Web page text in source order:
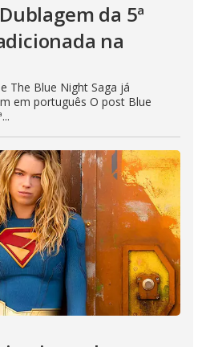
da 5ª
na
The Blue Night Saga já
em português O post Blue